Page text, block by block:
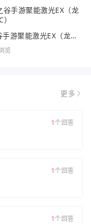
龙之谷手游聚能激光EX（龙之谷FC）
览
更多
1个回答
1个回答
1个回答